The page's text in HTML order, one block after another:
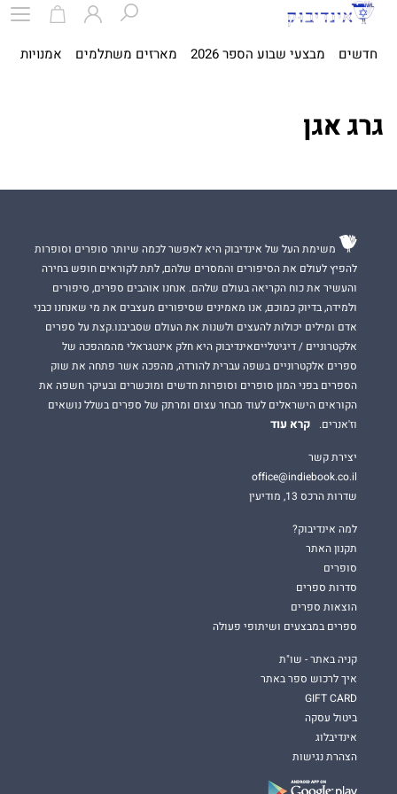
חדשים מבצעי שבוע הספר 2026 מארזים משתלמים אמנויות
גרג אגן
משימת העל של אינדיבוק היא לאפשר לכמה שיותר סופרים וסופרות
להפיץ לעולם את הסיפורים והמסרים שלהם, לתת לקוראים חופש בחירה
והעשיר את כוח הקריאה בעולם שלהם. אנחנו אוהבים ספרים, סיפורים
ולמידה, בדיוק כמוכם, אנו מאמינים שסיפורים מעצבים את מי שאנחנו כבני
אדם ומילים יכולות להעצים ולשנות את העולם שסביבנו.קצת על ספרים
אלקטרוניים / דיגיטלייםאינדיבוק היא חלק אינטגראלי מהמהפכה של
ספרים אלקטרוניים בשפה עברית להורדה, מהפכה אשר פתחה את שוק
הספרים בפני המון סופרים וסופרות חדשים ומוכשרים ובעיקר חשפה את
הקוראים הישראלים לעוד מבחר עצום ומרתק של ספרים בשלל נושאים
וז'אנרים.
קרא עוד
יצירת קשר
office@indiebook.co.il
שדרות הרכס 13, מודיעין
למה אינדיבוק?
תקנון האתר
סופרים
סדרות ספרים
הוצאות ספרים
ספרים במבצעים ושיתופי פעולה
קניה באתר - שו"ת
איך לרכוש ספר באתר
GIFT CARD
ביטול עסקה
אינדיבלוג
הצהרת נגישות